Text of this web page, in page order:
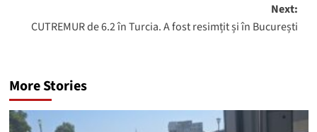
Next:
CUTREMUR de 6.2 în Turcia. A fost resimțit și în București
More Stories